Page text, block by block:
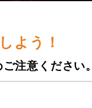
よう！
注意ください。